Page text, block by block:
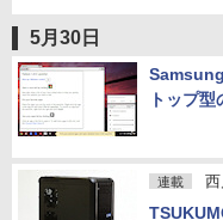
5月30日
トップ
連載